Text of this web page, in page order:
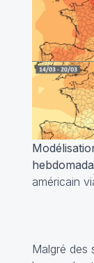
américain
Malgré des